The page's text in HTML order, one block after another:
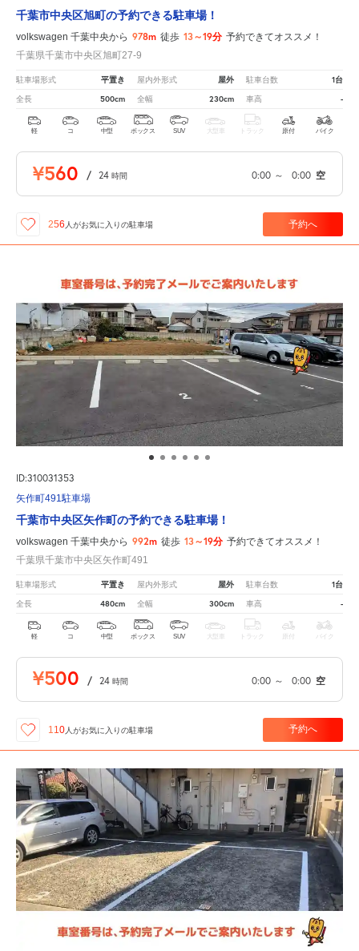
千葉市中央区旭町の予約できる駐車場！
volkswagen 千葉中央から 978m 徒歩 13～19分 予約できてオススメ！
千葉県千葉市中央区旭町27-9
駐車場形式 平置き 屋内外形式 屋外 駐車台数 1台
全長 500cm 全幅 230cm 車高 -
軽 コ 中型 ボックス SUV 大型車 トラック 原付 バイク
¥560 / 24 時間 0:00 ～ 0:00 空
256 人がお気に入りの駐車場 予約へ
ID:310031353
矢作町491駐車場
千葉市中央区矢作町の予約できる駐車場！
volkswagen 千葉中央から 992m 徒歩 13～19分 予約できてオススメ！
千葉県千葉市中央区矢作町491
駐車場形式 平置き 屋内外形式 屋外 駐車台数 1台
全長 480cm 全幅 300cm 車高 -
軽 コ 中型 ボックス SUV 大型車 トラック 原付 バイク
¥500 / 24 時間 0:00 ～ 0:00 空
110 人がお気に入りの駐車場 予約へ